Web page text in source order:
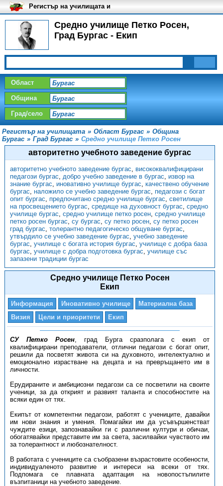
Средно училище Петко Росен,
Град Бургас - Екип
Регистър на училищата и
университетите в България
Област
Община
Град/село
Регистър на училищата » Област Бургас » Община
Бургас » Град Бургас » Средно училище Петко Росен
авторитетно учебното заведение бургас
авторитетно учебното заведение бургас, висококвалифицирани
педагози бургас, добро учебно заведение в бургас, извор на
знание бургас, иновативно училище бургас, качествено обучение
бургас, наложило се учебно заведение бургас, педагози с богат
опит бургас, предпочитано средно училище бургас, светилище
на просвещението бургас, средище на духовност бургас, средно
училище бургас, средно училище петко росен, средно училище
петко росен бургас, су бургас, су петко росен, су петко росен
град бургас, толерантно педагогическо общуване бургас,
утвърдило се учебно заведение бургас, учебно заведение
бургас, училище с богата история бургас, училище с добра база
бургас, училище с добра подготовка бургас, училище със
запазени традиции бургас
Средно училище Петко Росен
Екип
Информация Иновативно училище
Материална база
Визия
Цели и приоритети Екип
СУ Петко Росен, град Бурга сразполага с екип от
квалифицирани преподаватели, отлични педагози с богат опит,
решили да посветят живота си на духовното, интелектуално и
емоционално израстване на децата и на превръщането им в
личности.
Ерудираните и амбициозни педагози са се посветили на своите
ученици, за да открият и развият таланта и способностите на
всяки един от тях.
Екипът от компетентни педагози, работят с учениците, давайки
им нови знания и умения. Помагайки им да усъвършенстват
чуждите езици, запознавайки ги с различни култури и обичаи,
обогатявайки представите им за света, засилвайки чувството им
за толерантност и любознателност.
В работата с учениците са съобразени възрастовите особености,
индивидуаленото развитие и интереси на всеки от тях.
Подпомага се плавната адаптация на новопостъпилите
възпитаници на учебното заведение.